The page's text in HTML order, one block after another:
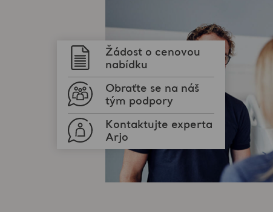
Žádost o cenovou
nabídku
Obraťte se na náš
tým podpory
Kontaktujte experta
Arjo